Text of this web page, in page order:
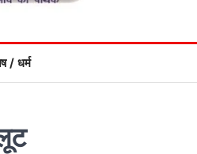
/ धर्म